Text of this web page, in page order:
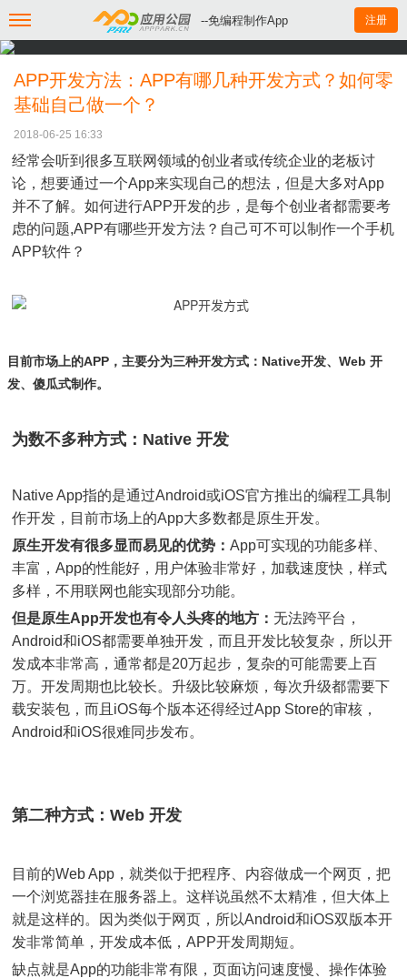
--免编程制作App 注册
APP开发方法：APP有哪几种开发方式？如何零
基础自己做一个？
2018-06-25 16:33
经常会听到很多互联网领域的创业者或传统企业的老板讨
论，想要通过一个App来实现自己的想法，但是大多对App
并不了解。如何进行APP开发的步，是每个创业者都需要考
虑的问题,APP有哪些开发方法？自己可不可以制作一个手机
APP软件？
目前市场上的APP，主要分为三种开发方式：Native开发、Web 开
发、傻瓜式制作。
为数不多种方式：Native 开发
Native App指的是通过Android或iOS官方推出的编程工具制
作开发，目前市场上的App大多数都是原生开发。
原生开发有很多显而易见的优势： App可实现的功能多样、
丰富，App的性能好，用户体验非常好，加载速度快，样式
多样，不用联网也能实现部分功能。
但是原生App开发也有令人头疼的地方： 无法跨平台，
Android和iOS都需要单独开发，而且开发比较复杂，所以开
发成本非常高，通常都是20万起步，复杂的可能需要上百
万。开发周期也比较长。升级比较麻烦，每次升级都需要下
载安装包，而且iOS每个版本还得经过App Store的审核，
Android和iOS很难同步发布。
第二种方式：Web 开发
目前的Web App，就类似于把程序、内容做成一个网页，把
一个浏览器挂在服务器上。这样说虽然不太精准，但大体上
就是这样的。因为类似于网页，所以Android和iOS双版本开
发非常简单，开发成本低，APP开发周期短。
缺点就是App的功能非常有限，页面访问速度慢、操作体验